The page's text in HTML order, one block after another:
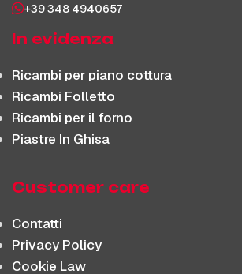
+39 348 4940657
In evidenza
Ricambi per piano cottura
Ricambi Folletto
Ricambi per il forno
Piastre In Ghisa
Customer care
Contatti
Privacy Policy
Cookie Law